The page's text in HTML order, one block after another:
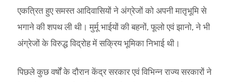
एकत्रित हुए समस्त आदिवासियों ने अंग्रेजों को अपनी मातृभूमि से
भगाने की शपथ ली थी। मुर्मू भाईयों की बहनों, फूलो एवं झानो, ने भी
अंग्रेजों के विरुद्ध विद्रोह में सक्रिय भूमिका निभाई थी।
पिछले कुछ वर्षों के दौरान केंद्र सरकार एवं विभिन्न राज्य सरकारों ने